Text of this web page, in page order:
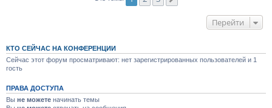
Перейти
КТО СЕЙЧАС НА КОНФЕРЕНЦИИ
Сейчас этот форум просматривают: нет зарегистрированных пользователей и 1
гость
ПРАВА ДОСТУПА
Вы не можете начинать темы